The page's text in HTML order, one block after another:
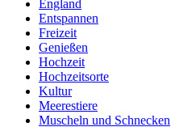
England
Entspannen
Freizeit
Genießen
Hochzeit
Hochzeitsorte
Kultur
Meerestiere
Muscheln und Schnecken